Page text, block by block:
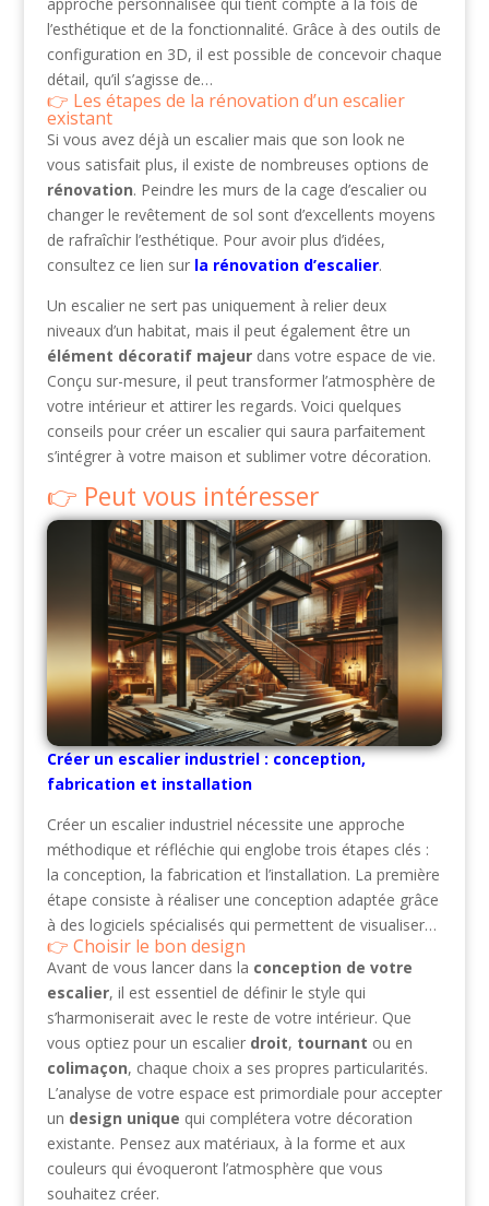
l’esthétique et de la fonctionnalité. Grâce à des outils de
configuration en 3D, il est possible de concevoir chaque
détail, qu’il s’agisse de…
Les étapes de la rénovation d’un escalier
existant
Si vous avez déjà un escalier mais que son look ne
vous satisfait plus, il existe de nombreuses options de
rénovation. Peindre les murs de la cage d’escalier ou
changer le revêtement de sol sont d’excellents moyens
de rafraîchir l’esthétique. Pour avoir plus d’idées,
consultez ce lien sur la rénovation d’escalier.
Un escalier ne sert pas uniquement à relier deux
niveaux d’un habitat, mais il peut également être un
élément décoratif majeurdans votre espace de vie.
Conçu sur-mesure, il peut transformer l’atmosphère de
votre intérieur et attirer les regards. Voici quelques
conseils pour créer un escalier qui saura parfaitement
s’intégrer à votre maison et sublimer votre décoration.
Peut vous intéresser
Créer un escalier industriel : conception,
fabrication et installation
Créer un escalier industriel nécessite une approche
méthodique et réfléchie qui englobe trois étapes clés :
la conception, la fabrication et l’installation. La première
étape consiste à réaliser une conception adaptée grâce
à des logiciels spécialisés qui permettent de visualiser…
Choisir le bon design
Avant de vous lancer dans la conception de votre
escalier, il est essentiel de définir le style qui
s’harmoniserait avec le reste de votre intérieur. Que
vous optiez pour un escalier droit, tournant ou en
colimaçon, chaque choix a ses propres particularités.
L’analyse de votre espace est primordiale pour accepter
un design unique qui complétera votre décoration
existante. Pensez aux matériaux, à la forme et aux
couleurs qui évoqueront l’atmosphère que vous
souhaitez créer.